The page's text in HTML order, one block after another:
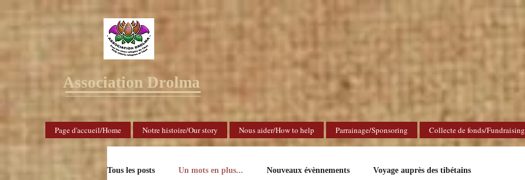
Association Drolma
Page d'accueil/Home Notre histoire/Our story Nous aider/How to help Parrainage/Sponsoring Collecte de fonds/Fundraising
Tous les posts
Un mots en plus... Nouveaux évènnements Voyage auprès des tibétains